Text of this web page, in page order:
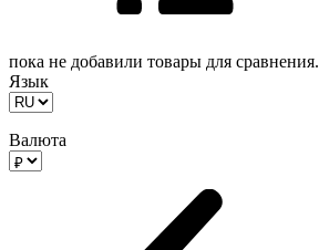
пока не добавили товары для сравнения.
Язык
Валюта